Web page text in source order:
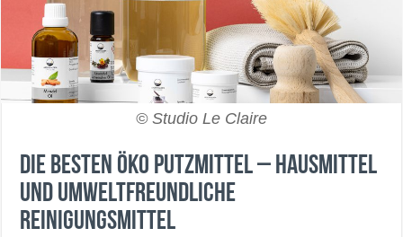
© Studio Le Claire
Die besten Öko Putzmittel – Hausmittel
und umweltfreundliche
Reinigungsmittel